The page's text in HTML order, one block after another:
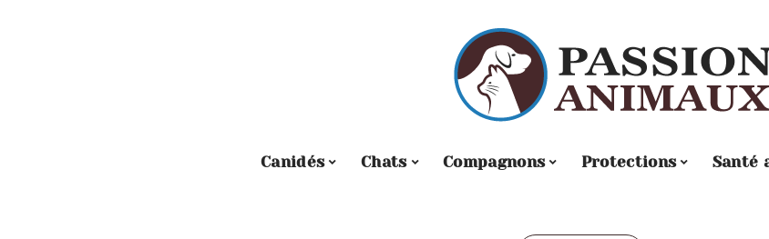
Canidés Chats Compagnons Protections Santé